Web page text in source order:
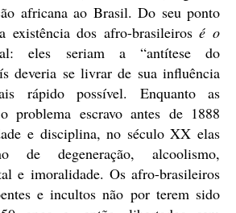
africana ao Brasil. Do seu ponto
existência dos afro-brasileirosé o
eles seriam a “antítese do
deveria se livrar de sua influência
rápido possível. Enquanto as
problema escravo antes de 1888
e disciplina, no século XX elas
de degeneração, alcoolismo,
e imoralidade. Os afro-brasileiros
e incultos não por terem sido